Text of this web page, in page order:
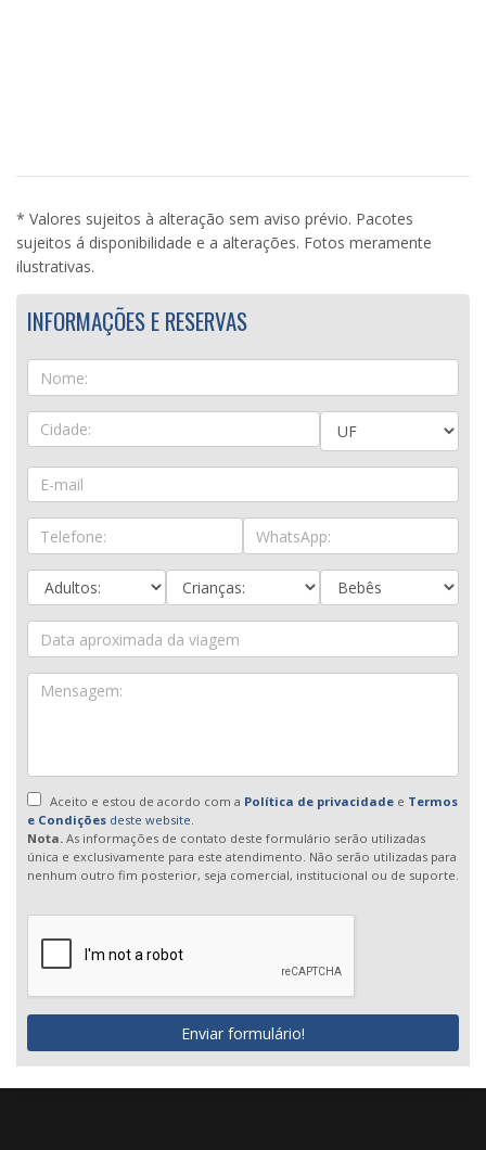
* Valores sujeitos à alteração sem aviso prévio. Pacotes
sujeitos á disponibilidade e a alterações. Fotos meramente
ilustrativas.
INFORMAÇÕES E RESERVAS
Aceito e estou de acordo com a Política de privacidadee Termos
e Condições deste website.
Nota. As informações de contato deste formulário serão utilizadas
única e exclusivamente para este atendimento. Não serão utilizadas para
nenhum outro fim posterior, seja comercial, institucional ou de suporte.
Enviar formulário!